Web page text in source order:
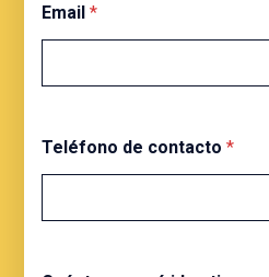
Email*
Teléfono de contacto*